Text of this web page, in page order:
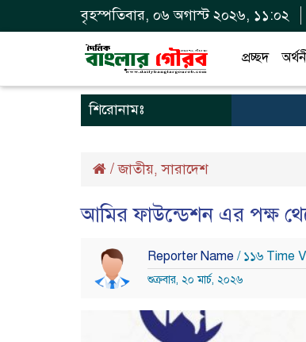
বৃহস্পতিবার, ০৬ অগাস্ট ২০২৬, ১১:০২
প্রচ্ছদ
শিরোনামঃ
/জাতীয়,সারাদেশ
আমির ফাউন্ডেশন এর পক্ষ
Reporter Name / ১১৬ Time
শুক্রবার, ২০ মার্চ, ২০২৬